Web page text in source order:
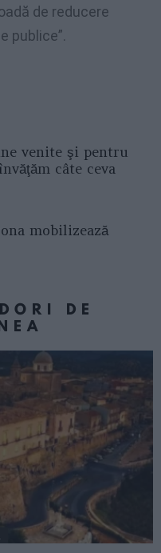
de reducere
publice”.
venite şi pentru
câte ceva
mobilizează
DE